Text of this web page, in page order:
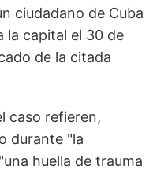
ciudadano de Cuba
la capital el 30 de
de la citada
caso refieren,
durante "la
huella de trauma